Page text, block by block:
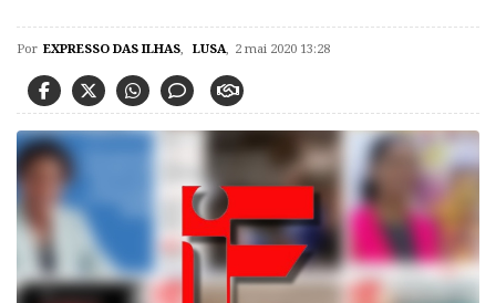
Por EXPRESSO DAS ILHAS, LUSA, 2 mai 2020 13:28